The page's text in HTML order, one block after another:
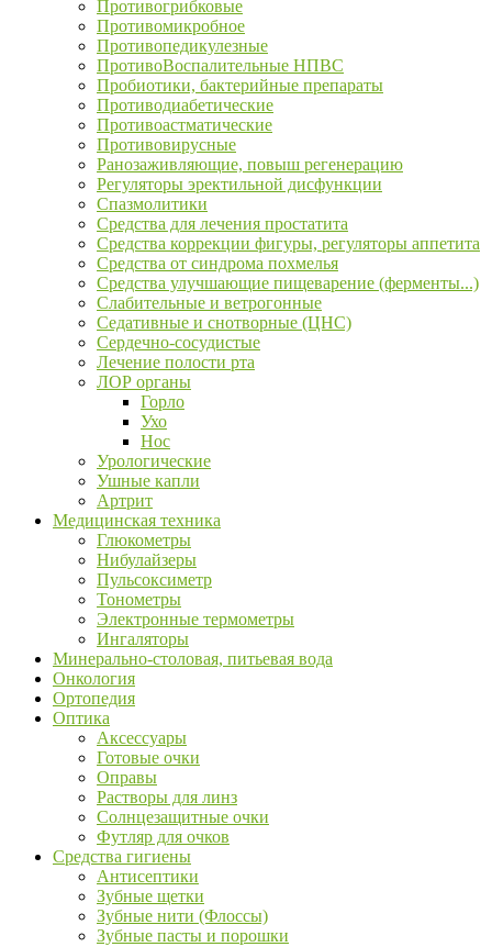
Противогрибковые
Противомикробное
Противопедикулезные
ПротивоВоспалительные НПВС
Пробиотики, бактерийные препараты
Противодиабетические
Противоастматические
Противовирусные
Ранозаживляющие, повыш регенерацию
Регуляторы эректильной дисфункции
Спазмолитики
Средства для лечения простатита
Средства коррекции фигуры, регуляторы аппетита
Средства от синдрома похмелья
Средства улучшающие пищеварение (ферменты...)
Слабительные и ветрогонные
Седативные и снотворные (ЦНС)
Сердечно-сосудистые
Лечение полости рта
ЛОР органы
Горло
Ухо
Нос
Урологические
Ушные капли
Артрит
Медицинская техника
Глюкометры
Нибулайзеры
Пульсоксиметр
Тонометры
Электронные термометры
Ингаляторы
Минерально-столовая, питьевая вода
Онкология
Ортопедия
Оптика
Аксессуары
Готовые очки
Оправы
Растворы для линз
Солнцезащитные очки
Футляр для очков
Средства гигиены
Антисептики
Зубные щетки
Зубные нити (Флоссы)
Зубные пасты и порошки